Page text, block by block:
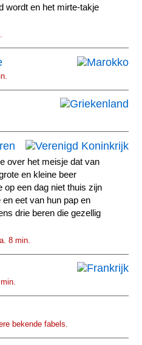
wordt en het mirte-takje
over het meisje dat van
en kleine beer
op een dag niet thuis zijn
eet van hun pap en
drie beren die gezellig
8 min.
bekende fabels.